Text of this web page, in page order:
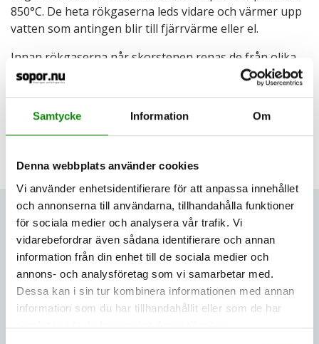
Samtycke Information Om
Denna webbplats använder cookies
Vi använder enhetsidentifierare för att anpassa innehållet
och annonserna till användarna, tillhandahålla funktioner
för sociala medier och analysera vår trafik. Vi
vidarebefordrar även sådana identifierare och annan
information från din enhet till de sociala medier och
annons- och analysföretag som vi samarbetar med.
Dessa kan i sin tur kombinera informationen med annan
information som du har tillhandahållit eller som de har
Vad är avfall?
Varför ska jag sortera?
Vem gör vad
850°C. De heta rökgaserna leds vidare och värmer upp
vatten som antingen blir till fjärrvärme eller el.
Innan rökgaserna når skorstenen renas de från olika
föroreningar.
Läs meromförbränning.